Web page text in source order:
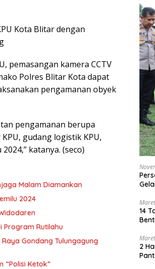
Kota Blitar dengan
pemasangan kamera CCTV
Polres Blitar Kota dapat
pengamanan obyek
pengamanan berupa
gudang logistik KPU,
katanya. (seco)
Malam Diamankan
2024
Program Rutilahu
Gondang Tulungagung
“Polisi Ketok”
14
2